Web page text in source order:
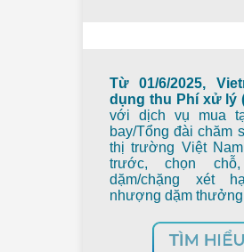
Từ 01/6/2025,
dụng thu Phí xử lý
với dịch vụ mua
bay/Tổng đài chăm
thị trường Việt
trước, chọn
dặm/chặng xét
nhượng dặm